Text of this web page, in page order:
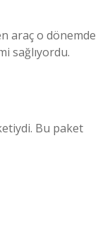
araç o dönemde
sağlıyordu.
Bu paket